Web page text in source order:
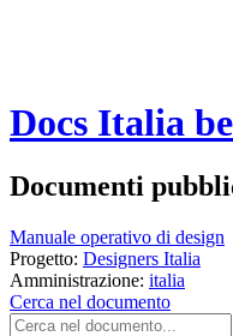
Docs Italia
Documenti
Manuale operativo di design
Progetto: Designers Italia
Amministrazione: italia
Cerca nel documento